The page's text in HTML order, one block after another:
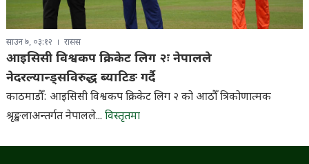
साउन ७, ०३:१२ रासस
आइसिसी विश्वकप क्रिकेट लिग २ः नेपालले
नेदरल्यान्ड्सविरुद्ध ब्याटिङ गर्दै
काठमाडौँ: आइसिसी विश्वकप क्रिकेट लिग २ को आठौँ त्रिकोणात्मक
श्रृङ्खलाअन्तर्गत नेपालले... विस्तृतमा